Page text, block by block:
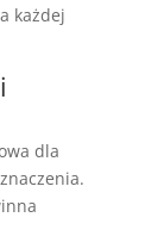
każdej
dla